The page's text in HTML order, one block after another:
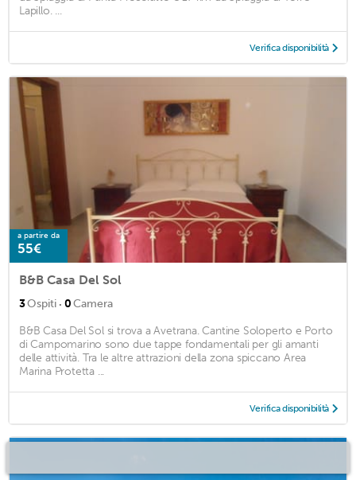
Lapillo. ...
Verifica disponibilità
a partire da
55€
B&B Casa Del Sol
3Ospiti · 0Camera
B&B Casa Del Sol si trova a Avetrana. Cantine Soloperto e Porto
di Campomarino sono due tappe fondamentali per gli amanti
delle attività. Tra le altre attrazioni della zona spiccano Area
Marina Protetta ...
Verifica disponibilità